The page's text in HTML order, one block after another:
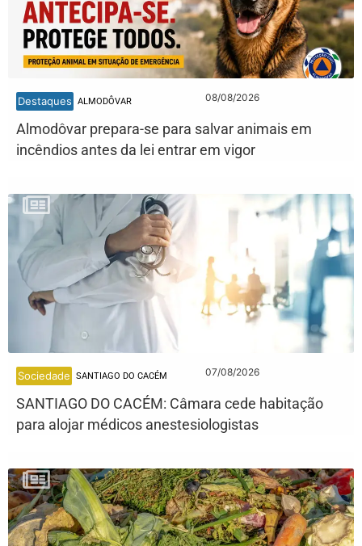
Destaques ALMODÔVAR 08/08/2026
Almodôvar prepara-se para salvar animais em
incêndios antes da lei entrar em vigor
Sociedade SANTIAGO DO CACÉM 07/08/2026
SANTIAGO DO CACÉM: Câmara cede habitação
para alojar médicos anestesiologistas